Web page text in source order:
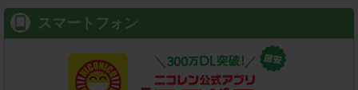
スマートフォン